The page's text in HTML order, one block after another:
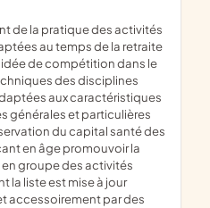
au temps de la retraite
de compétition dans le
des disciplines
aux caractéristiques
générales et particulières
du capital santé des
en âge promouvoir la
groupe des activités
la liste est mise à jour
accessoirement par des